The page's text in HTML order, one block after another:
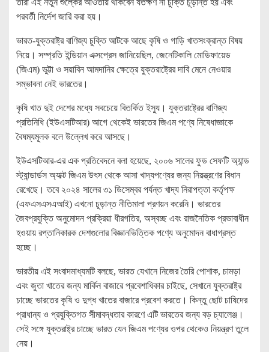
তারা এই নতুন শুল্কের আওতায় থাকবেন যতক্ষণ না চুক্তি চূড়ান্ত হয় এবং
পরবর্তী নির্দেশ জারি করা হয়।
ভারত-যুক্তরাষ্ট্র বাণিজ্য চুক্তি আটকে আছে কৃষি ও গাড়ি খাতসংক্রান্ত বিষয়
নিয়ে। সম্প্রতি ইন্ডিয়ান এক্সপ্রেস জানিয়েছিল, জেনেটিকালি মোডিফায়েড
(জিএম) ভুট্টা ও সয়াবিন আমদানির ক্ষেত্রে যুক্তরাষ্ট্রের দাবি মেনে নেওয়ার
সম্ভাবনা নেই ভারতের।
কৃষি খাত দুই দেশের মধ্যে সবচেয়ে বিতর্কিত ইস্যু। যুক্তরাষ্ট্রের বাণিজ্য
প্রতিনিধি (ইউএসটিআর) আগে থেকেই ভারতের জিএম পণ্যে নিষেধাজ্ঞাকে
বৈষম্যমূলক বলে উল্লেখ করে আসছে।
ইউএসটিআর-এর এক প্রতিবেদনে বলা হয়েছে, ২০০৬ সালের ফুড সেফটি অ্যান্ড
স্ট্যান্ডার্ডস অ্যাক্ট জিএম উৎস থেকে আসা খাদ্যপণ্যের জন্য নিয়ন্ত্রণের বিধান
রেখেছে। তবে ২০২৪ সালের ৩১ ডিসেম্বর পর্যন্ত খাদ্য নিরাপত্তা কর্তৃপক্ষ
(এফএসএসএআই) এখনো চূড়ান্ত নীতিমালা প্রণয়ন করেনি। ভারতের
জৈবপ্রযুক্তি অনুমোদন প্রক্রিয়া ধীরগতির, অস্বচ্ছ এবং রাজনৈতিক প্রভাবাধীন
হওয়ায় রপ্তানিকারক দেশগুলোর বিজ্ঞানভিত্তিক পণ্যে অনুমোদন বাধাগ্রস্ত
হচ্ছে।
ভারতীয় এই সংবাদমাধ্যমটি বলছে, ভারত যেখানে নিজের তৈরি পোশাক, চামড়া
এবং জুতা খাতের জন্য মার্কিন বাজারে প্রবেশাধিকার চাইছে, সেখানে যুক্তরাষ্ট্র
চাচ্ছে ভারতের কৃষি ও দুগ্ধ খাতের বাজারে প্রবেশ করতে। কিন্তু ছোট চাষিদের
প্রাধান্য ও প্রযুক্তিগত সীমাবদ্ধতার কারণে এটি ভারতের জন্য বড় চ্যালেঞ্জ।
সেই সঙ্গে যুক্তরাষ্ট্র চাচ্ছে ভারত যেন জিএম পণ্যের ওপর থেকেও নিয়ন্ত্রণ তুলে
নেয়।